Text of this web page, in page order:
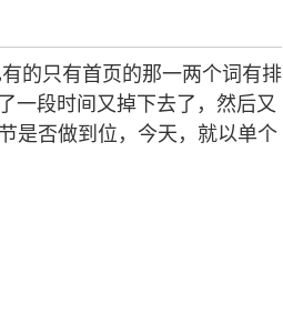
的只有首页的那一两个词有排
一段时间又掉下去了，然后又
是否做到位，今天，就以单个